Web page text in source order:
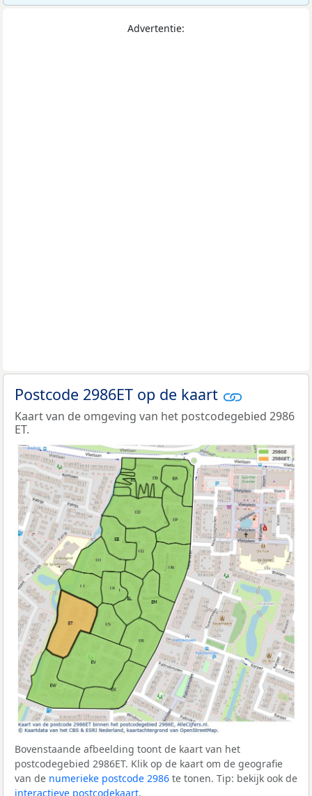
Advertentie:
Postcode 2986ET op de kaart
Kaart van de omgeving van het postcodegebied 2986
ET.
Bovenstaande afbeelding toont de kaart van het
postcodegebied 2986ET. Klik op de kaart om de geografie
van de numerieke postcode 2986 te tonen. Tip: bekijk ook de
interactieve postcodekaart.